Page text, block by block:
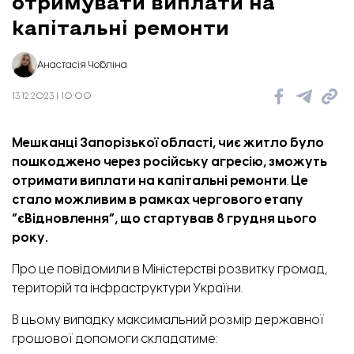
капітальні ремонти
Анастасія Чобліна
13.12.2023 | 10:00
Мешканці Запорізької області, чиє житло було
пошкоджено через російську агресію, зможуть
отримати виплати на капітальні ремонти. Це
стало можливим в рамках чергового етапу
“єВідновлення”, що стартував 8 грудня цього
року.
Про це повідомили в Міністерстві розвитку громад,
територій та інфраструктури України.
В цьому випадку максимальний розмір державної
грошової допомоги складатиме: